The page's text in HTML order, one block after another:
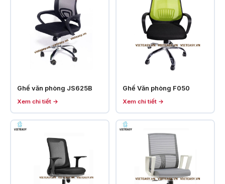
Ghế văn phòng JS625B
Xem chi tiết →
Ghế Văn phòng F050
Xem chi tiết →